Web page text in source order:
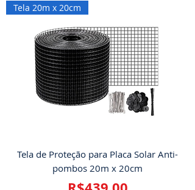
Tela 20m x 20cm
Tela de Proteção para Placa Solar Anti-
pombos 20m x 20cm